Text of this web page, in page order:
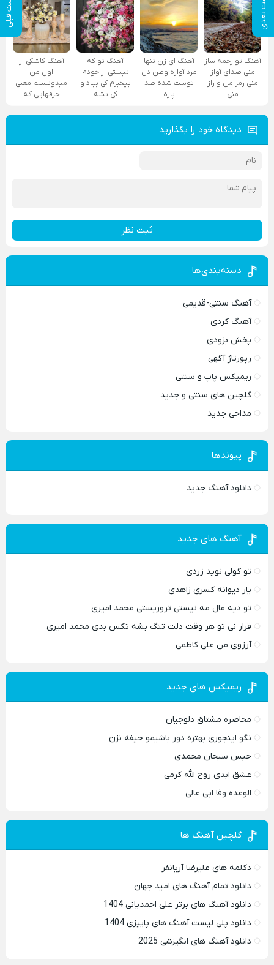
پست بعدی پست قبلی
آهنگ تو زخمه ساز
منی صدای آواز
منی رمز من و راز
منی
آهنگ ای زن تنها
مرد آواره وطن دل
توست شده صد
پاره
آهنگ تو که
نیستی از خودم
بیخبرم کی بیاد و
کی بشه
آهنگ کاشکی از
اول من
میدونستم معنی
حرفهایی که
دیدگاه خود را بگذارید
ثبت نظر
دسته‌بندی‌ها
آهنگ سنتی-قدیمی
آهنگ کردی
پخش بزودی
رپورتاژ آگهی
ریمیکس پاپ و سنتی
گلچین های سنتی و جدید
مداحی جدید
پیوندها
دانلود آهنگ جدید
آهنگ های جدید
تو گولی نوید زردی
یار دیوانه کسری زاهدی
تو دیه مال مه نیستی تروریستی محمد امیری
قرار نی تو هر وقت دلت تنگ بشه تکس بدی محمد امیری
آرزوی من علی کاظمی
ریمیکس های جدید
محاصره مشتاق دلوجیان
نگو اینجوری بهتره دور باشیمو حیفه نزن
حبس سبحان محمدی
عشق ابدی روح الله کرمی
الوعده وفا ابی عالی
گلچین آهنگ ها
دکلمه های علیرضا آریانفر
دانلود تمام آهنگ های امید جهان
دانلود آهنگ های برتر علی احمدیانی 1404
دانلود پلی لیست آهنگ های پاییزی 1404
دانلود آهنگ های انگیزشی 2025